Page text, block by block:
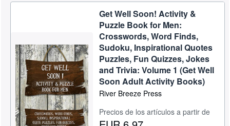
Get Well Soon! Activity &
Puzzle Book for Men:
Crosswords, Word Finds,
Sudoku, Inspirational Quotes
Puzzles, Fun Quizzes, Jokes
and Trivia: Volume 1 (Get Well
Soon Adult Activity Books)
River Breeze Press
Precios de los artículos a partir de